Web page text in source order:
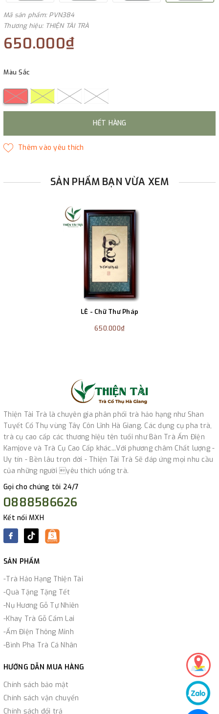
Mã sản phẩm: PVN384
Thương hiệu: THIỆN TÀI TRÀ
650.000₫
Màu Sắc
HẾT HÀNG
SẢN PHẨM BẠN VỪA XEM
LỄ - Chữ Thư Pháp
650.000₫
Thiện Tài Trà là chuyên gia phân phối trà hảo hạng như Shan
Tuyết Cổ Thụ vùng Tây Côn Lĩnh Hà Giang. Các dụng cụ pha trà,
trà cụ cao cấp các thương hiệu tên tuổi như Bàn Trà Ấm Điện
Kamjove và Trà Cụ Cao Cấp khác...Với phương châm Chất lượng -
Uy tín - Bền lâu trọn đời - Thiện Tài Trà Sẽ đáp ứng mọi nhu cầu
của những người yêu thích uống trà.
Gọi cho chúng tôi 24/7
0888586626
Kết nối MXH
SẢN PHẨM
-Trà Hảo Hạng Thiện Tài
-Quà Tặng Tặng Tết
-Nụ Hương Gỗ Tự Nhiên
-Khay Trà Gỗ Cẩm Lai
-Ấm Điện Thông Minh
-Bình Pha Trà Cá Nhân
HƯỚNG DẪN MUA HÀNG
Chính sách bảo mật
Chính sách vận chuyển
Chính sách đổi trả